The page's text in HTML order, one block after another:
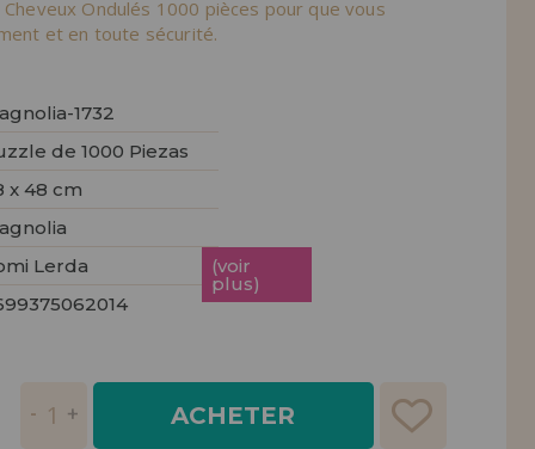
Cheveux Ondulés 1000 pièces pour que vous
et en toute sécurité.
1732
de 1000 Piezas
x 48 cm
Lerda (voir
plus)
ACHETER